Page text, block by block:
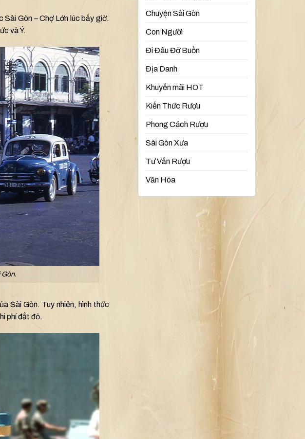
Sài Gòn – Chợ Lớn lúc bấy giờ.
và Ý.
Gòn.
Sài Gòn. Tuy nhiên, hình thức
phí đắt đỏ.
Chuyện Sài Gòn
Con Người
Đi Đâu Đỡ Buồn
Địa Danh
Khuyến mãi HOT
Kiến Thức Rượu
Phong Cách Rượu
Sài Gòn Xưa
Tư Vấn Rượu
Văn Hóa